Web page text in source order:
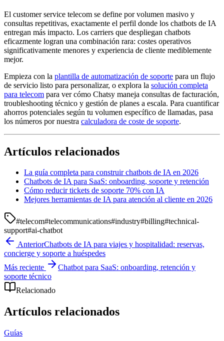
El customer service telecom se define por volumen masivo y
consultas repetitivas, exactamente el perfil donde los chatbots de IA
entregan más impacto. Los carriers que despliegan chatbots
eficazmente logran una combinación rara: costes operativos
significativamente menores y experiencia de cliente mediblemente
mejor.
Empieza con la plantilla de automatización de soporte para un flujo
de servicio listo para personalizar, o explora la solución completa
para telecom para ver cómo Chatsy maneja consultas de facturación,
troubleshooting técnico y gestión de planes a escala. Para cuantificar
ahorros potenciales según tu volumen específico de llamadas, pasa
los números por nuestra calculadora de coste de soporte.
Artículos relacionados
La guía completa para construir chatbots de IA en 2026
Chatbots de IA para SaaS: onboarding, soporte y retención
Cómo reducir tickets de soporte 70% con IA
Mejores herramientas de IA para atención al cliente en 2026
#telecom#telecommunications#industry#billing#technical-
support#ai-chatbot
AnteriorChatbots de IA para viajes y hospitalidad: reservas,
concierge y soporte a huéspedes
Más reciente
Chatbot para SaaS: onboarding, retención y
soporte técnico
Relacionado
Artículos relacionados
Guías